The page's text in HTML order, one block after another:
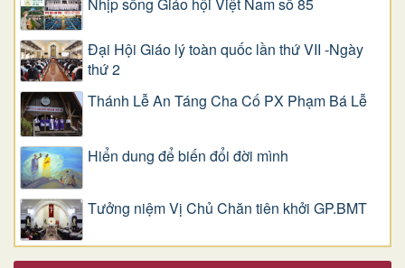
Đại Hội Giáo lý toàn quốc lần thứ VII -Ngày
thứ 2
Thánh Lễ An Táng Cha Cố PX Phạm Bá Lễ
Hiển dung để biến đổi đời mình
Tưởng niệm Vị Chủ Chăn tiên khởi GP.BMT